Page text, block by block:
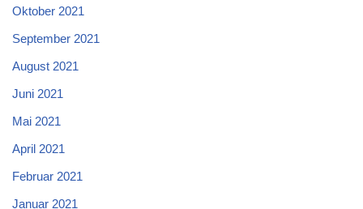
Oktober 2021
September 2021
August 2021
Juni 2021
Mai 2021
April 2021
Februar 2021
Januar 2021